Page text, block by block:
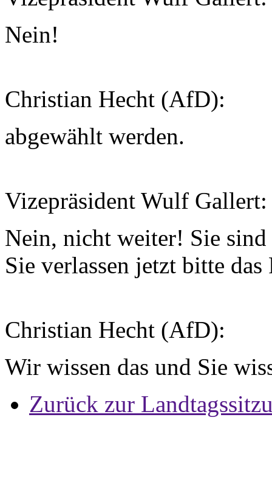
Nein!
Christian Hecht (AfD):
abgewählt werden.
Vizepräsident Wulf Gallert:
Nein, nicht weiter! Sie
Sie verlassen jetzt bitte
Christian Hecht (AfD):
Wir wissen das und Sie
Zurück zur